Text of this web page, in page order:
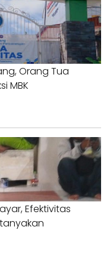
Orang Tua
MBK
Efektivitas